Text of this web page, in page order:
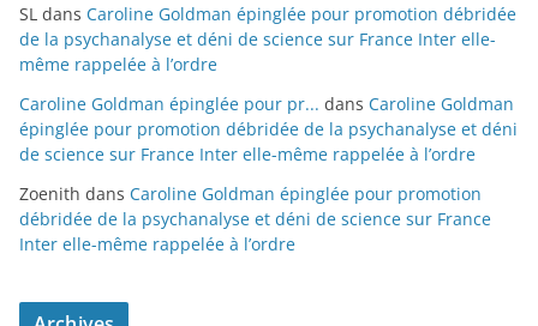
SL dans Caroline Goldman épinglée pour promotion débridée
de la psychanalyse et déni de science sur France Inter elle-
même rappelée à l’ordre
Caroline Goldman épinglée pour pr... dans Caroline Goldman
épinglée pour promotion débridée de la psychanalyse et déni
de science sur France Inter elle-même rappelée à l’ordre
Zoenith dans Caroline Goldman épinglée pour promotion
débridée de la psychanalyse et déni de science sur France
Inter elle-même rappelée à l’ordre